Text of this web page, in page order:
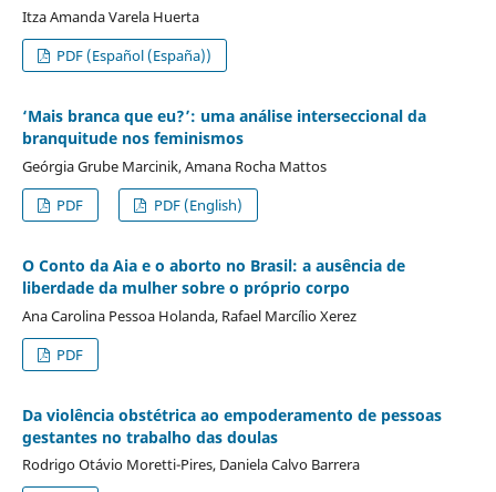
Itza Amanda Varela Huerta
PDF (Español (España))
‘Mais branca que eu?’: uma análise interseccional da
branquitude nos feminismos
Geórgia Grube Marcinik, Amana Rocha Mattos
PDF
PDF (English)
O Conto da Aia e o aborto no Brasil: a ausência de
liberdade da mulher sobre o próprio corpo
Ana Carolina Pessoa Holanda, Rafael Marcílio Xerez
PDF
Da violência obstétrica ao empoderamento de pessoas
gestantes no trabalho das doulas
Rodrigo Otávio Moretti-Pires, Daniela Calvo Barrera